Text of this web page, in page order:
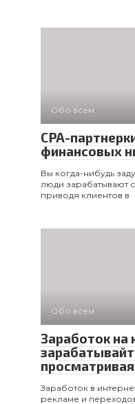
Обо всем
CPA-
финансовых
Вы когда-нибудь
люди зарабатывают
приводя клиентов в
Обо всем
Заработок на
Заработок в
рекламе и